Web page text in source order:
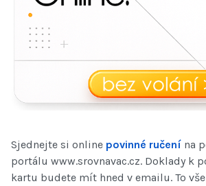
Sjednejte si online povinné ručení na
portálu www.srovnavac.cz. Doklady k
kartu budete mít hned v emailu. To